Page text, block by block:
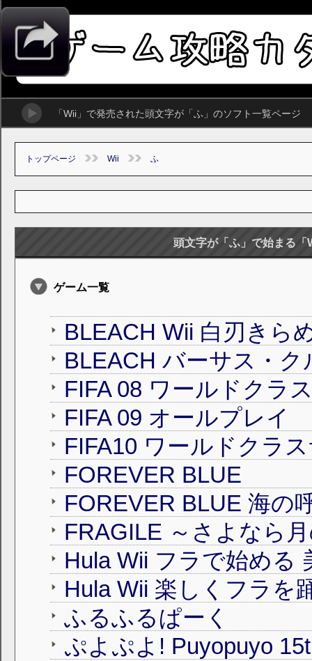
「Wii」で発売された頭文字が「ふ」のソフト一覧ページ
トップページ Wii ふ
頭文字が「ふ」で始まる「
ゲーム一覧
BLEACH Wii 白刃きら
BLEACH バーサス・ク
FIFA 08 ワールドクラ
FIFA 09 オールプレイ
FIFA10 ワールドクラ
FOREVER BLUE
FOREVER BLUE 海の
FRAGILE ～さよなら
Hula Wii フラで始める
Hula Wii 楽しくフラを
ふるふるぱーく
ぷよぷよ! Puyopuyo